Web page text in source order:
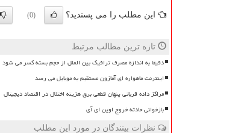
این مطلب را می پسندید؟ (0)
تازه ترین مطالب مرتبط
دقیقا به اندازه مصرف ترافیک بین الملل از حجم بسته کسر می شود
اینترنت ماهواره ای آمازون مستقیم به موبایل می رسد
مراکز داده قربانی پنهان قطعی برق هزینه اختلال در اقتصاد دیجیتال
بازخوانی حادثه خروج اوپن ای آی
نظرات بینندگان در مورد این مطلب